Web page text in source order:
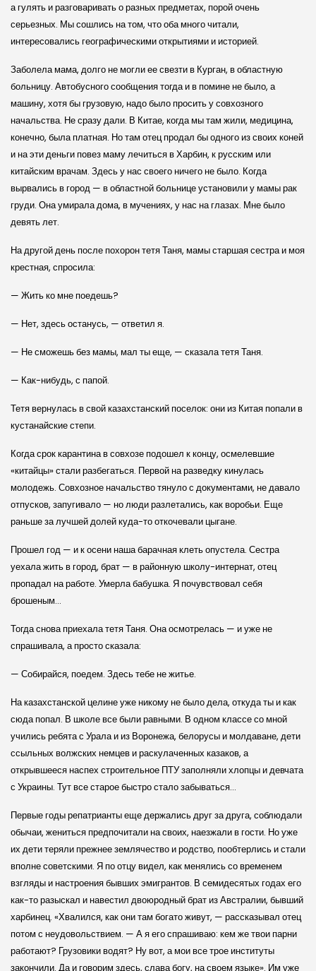
а гулять и разговаривать о разных предметах, порой очень
серьезных. Мы сошлись на том, что оба много читали,
интересовались географическими открытиями и историей.
Заболела мама, долго не могли ее свезти в Курган, в областную
больницу. Автобусного сообщения тогда и в помине не было, а
машину, хотя бы грузовую, надо было просить у совхозного
начальства. Не сразу дали. В Китае, когда мы там жили, медицина,
конечно, была платная. Но там отец продал бы одного из своих коней
и на эти деньги повез маму лечиться в Харбин, к русским или
китайским врачам. Здесь у нас своего ничего не было. Когда
вырвались в город — в областной больнице установили у мамы рак
груди. Она умирала дома, в мучениях, у нас на глазах. Мне было
девять лет.
На другой день после похорон тетя Таня, мамы старшая сестра и моя
крестная, спросила:
— Жить ко мне поедешь?
— Нет, здесь останусь, — ответил я.
— Не сможешь без мамы, мал ты еще, — сказала тетя Таня.
— Как-нибудь, с папой.
Тетя вернулась в свой казахстанский поселок: они из Китая попали в
кустанайские степи.
Когда срок карантина в совхозе подошел к концу, осмелевшие
«китайцы» стали разбегаться. Первой на разведку кинулась
молодежь. Совхозное начальство тянуло с документами, не давало
отпусков, запугивало — но люди разлетались, как воробьи. Еще
раньше за лучшей долей куда-то откочевали цыгане.
Прошел год — и к осени наша барачная клеть опустела. Сестра
уехала жить в город, брат — в районную школу-интернат, отец
пропадал на работе. Умерла бабушка. Я почувствовал себя
брошеным…
Тогда снова приехала тетя Таня. Она осмотрелась — и уже не
спрашивала, а просто сказала:
— Собирайся, поедем. Здесь тебе не житье.
На казахстанской целине уже никому не было дела, откуда ты и как
сюда попал. В школе все были равными. В одном классе со мной
учились ребята с Урала и из Воронежа, белорусы и молдаване, дети
ссыльных волжских немцев и раскулаченных казаков, а
открывшееся наспех строительное ПТУ заполняли хлопцы и девчата
с Украины. Тут все старое быстро стало забываться…
Первые годы репатрианты еще держались друг за друга, соблюдали
обычаи, жениться предпочитали на своих, наезжали в гости. Но уже
их дети теряли прежнее землячество и родство, пообтерлись и стали
вполне советскими. Я по отцу видел, как менялись со временем
взгляды и настроения бывших эмигрантов. В семидесятых годах его
как-то разыскал и навестил двоюродный брат из Австралии, бывший
харбинец. «Хвалился, как они там богато живут, — рассказывал отец
потом с неудовольствием. — А я его спрашиваю: кем же твои парни
работают? Грузовики водят? Ну вот, а мои все трое институты
закончили. Да и говорим здесь, слава богу, на своем языке». Им уже